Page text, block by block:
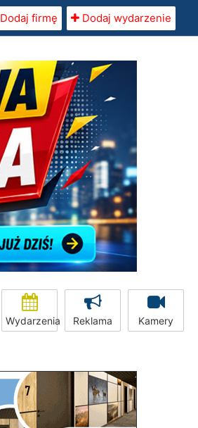
Dodaj firmę Dodaj wydarzenie
Wydarzenia Reklama Kamery